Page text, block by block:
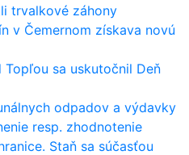
trvalkové záhony
v Čemernom získava novú
Topľou sa uskutočnil Deň
odpadov a výdavky
resp. zhodnotenie
Staň sa súčasťou